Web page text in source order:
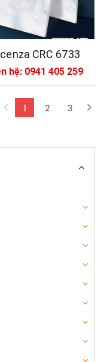
CRC 6733
hệ: 0941 405 259
1(current)
2 3